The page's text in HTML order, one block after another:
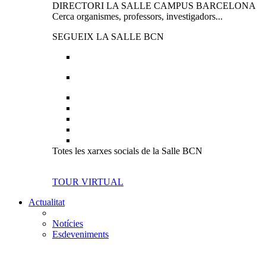
DIRECTORI LA SALLE CAMPUS BARCELONA
Cerca organismes, professors, investigadors...
SEGUEIX LA SALLE BCN
Totes les xarxes socials de la Salle BCN
TOUR VIRTUAL
Actualitat
Notícies
Esdeveniments